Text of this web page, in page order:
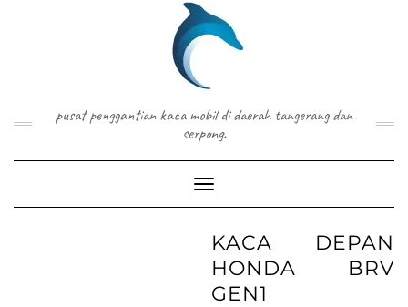
pusat penggantian kaca mobil di daerah tangerang dan
serpong.
Toggle Navigation
KACA DEPAN
HONDA BRV
GEN1